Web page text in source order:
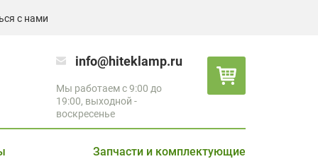
с нами
info@hiteklamp.ru
Мы работаем с 9:00 до
19:00, выходной -
воскресенье
Запчасти и комплектующие